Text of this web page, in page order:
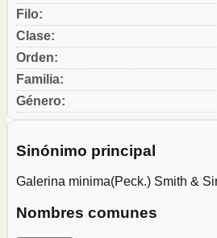
Filo:
Clase:
Orden:
Familia:
Género:
Sinónimo principal
Galerina minima(Peck.) Smith &
Nombres comunes